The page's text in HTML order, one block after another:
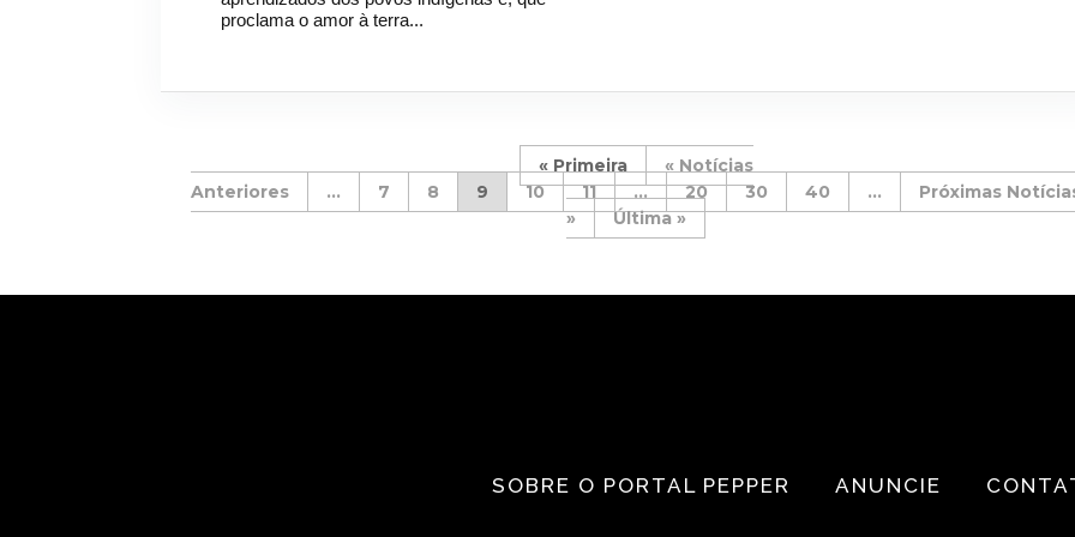
proclama o amor à terra...
« Primeira
«
...
7 8 9 10 11 ... 20 30 40
...
»
Última »
SOBRE O PORTAL PEPPER ANUNCIE